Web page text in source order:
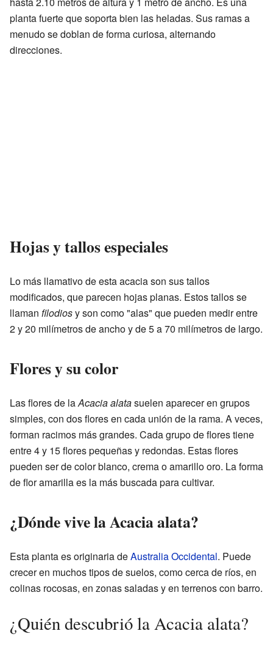
planta fuerte que soporta bien las heladas. Sus ramas a
menudo se doblan de forma curiosa, alternando
direcciones.
Hojas y tallos especiales
Lo más llamativo de esta acacia son sus tallos
modificados, que parecen hojas planas. Estos tallos se
llaman filodiosy son como "alas" que pueden medir entre
2 y 20 milímetros de ancho y de 5 a 70 milímetros de largo.
Flores y su color
Las flores de laAcacia alatasuelen aparecer en grupos
simples, con dos flores en cada unión de la rama. A veces,
forman racimos más grandes. Cada grupo de flores tiene
entre 4 y 15 flores pequeñas y redondas. Estas flores
pueden ser de color blanco, crema o amarillo oro. La forma
de flor amarilla es la más buscada para cultivar.
¿Dónde vive la Acacia alata?
Esta planta es originaria deAustralia Occidental. Puede
crecer en muchos tipos de suelos, como cerca de ríos, en
colinas rocosas, en zonas saladas y en terrenos con barro.
¿Quién descubrió la Acacia alata?